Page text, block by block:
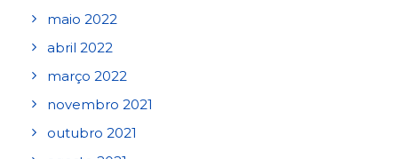
maio 2022
abril 2022
março 2022
novembro 2021
outubro 2021